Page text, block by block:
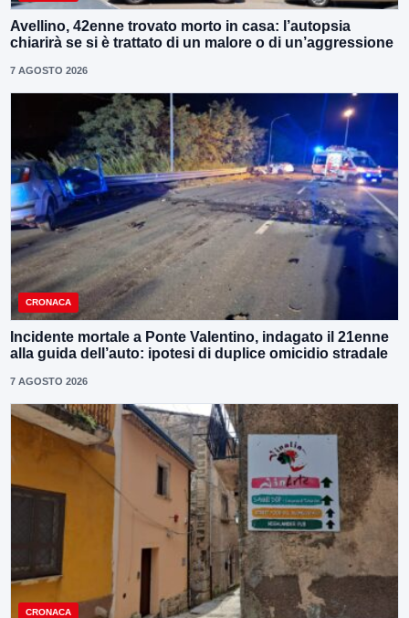
Avellino, 42enne trovato morto in casa: l’autopsia
chiarirà se si è trattato di un malore o di un’aggressione
7 AGOSTO 2026
CRONACA
Incidente mortale a Ponte Valentino, indagato il 21enne
alla guida dell’auto: ipotesi di duplice omicidio stradale
7 AGOSTO 2026
CRONACA